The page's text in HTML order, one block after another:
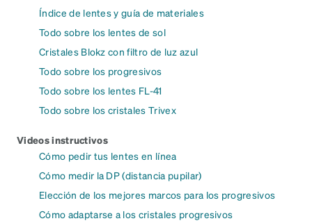
Índice de lentes y guía de materiales
Todo sobre los lentes de sol
Cristales Blokz con filtro de luz azul
Todo sobre los progresivos
Todo sobre los lentes FL-41
Todo sobre los cristales Trivex
Videos instructivos
Cómo pedir tus lentes en línea
Cómo medir la DP (distancia pupilar)
Elección de los mejores marcos para los progresivos
Cómo adaptarse a los cristales progresivos